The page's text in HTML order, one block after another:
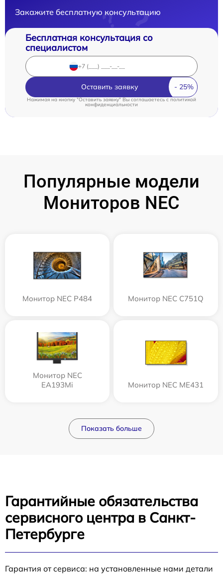
Закажите бесплатную консультацию
Бесплатная консультация со
специалистом
Оставить заявку
Нажимая на кнопку "Оставить заявку" Вы соглашаетесь cполитикой
конфиденциальности
Популярные модели
Мониторов NEC
Монитор NEC P484 Монитор NEC C751Q
Монитор NEC
EA193Mi
Монитор NEC ME431
Показать больше
Гарантийные обязательства
сервисного центра в Санкт-
Петербурге
Гарантия от сервиса: на установленные нами детали